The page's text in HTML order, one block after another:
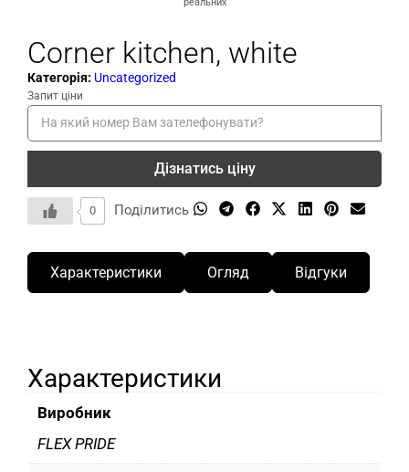
Corner kitchen, white
Категорія: Uncategorized
Запит ціни
Дізнатись ціну
0 Поділитись
Характеристики Огляд Відгуки
Характеристики
Виробник
FLEX PRIDE